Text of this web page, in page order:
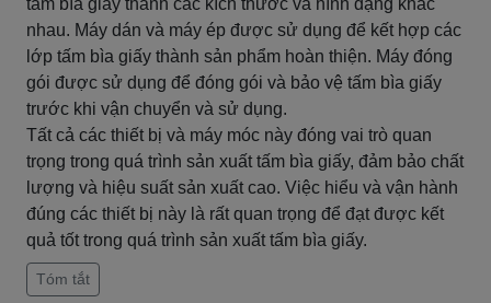
tấm bìa giấy thành các kích thước và hình dạng khác
nhau. Máy dán và máy ép được sử dụng để kết hợp các
lớp tấm bìa giấy thành sản phẩm hoàn thiện. Máy đóng
gói được sử dụng để đóng gói và bảo vệ tấm bìa giấy
trước khi vận chuyển và sử dụng.
Tất cả các thiết bị và máy móc này đóng vai trò quan
trọng trong quá trình sản xuất tấm bìa giấy, đảm bảo chất
lượng và hiệu suất sản xuất cao. Việc hiểu và vận hành
đúng các thiết bị này là rất quan trọng để đạt được kết
quả tốt trong quá trình sản xuất tấm bìa giấy.
Tóm tắt